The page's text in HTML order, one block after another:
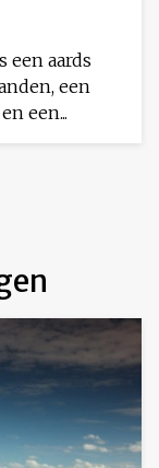
een aards
een
een...